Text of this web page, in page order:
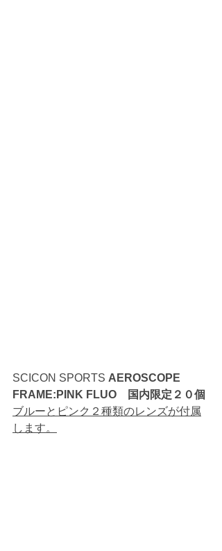
SCICON SPORTS AEROSCOPE
FRAME:PINK FLUO　国内限定２０個
ブルーとピンク２種類のレンズが付属
します。